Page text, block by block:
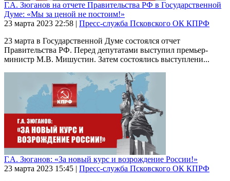
Г.А. Зюганов на отчете Правительства РФ в Государственной
Думе: «Мы за ценой не постоим!»
23 марта 2023 22:58 | Пресс-служба Псковского ОК КПРФ
23 марта в Государственной Думе состоялся отчет
Правительства РФ. Перед депутатами выступил премьер-
министр М.В. Мишустин. Затем состоялись выступлени...
Г.А. Зюганов: «За новый курс и возрождение России!»
23 марта 2023 15:45 | Пресс-служба Псковского ОК КПРФ